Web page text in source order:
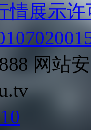
情展示许
网站